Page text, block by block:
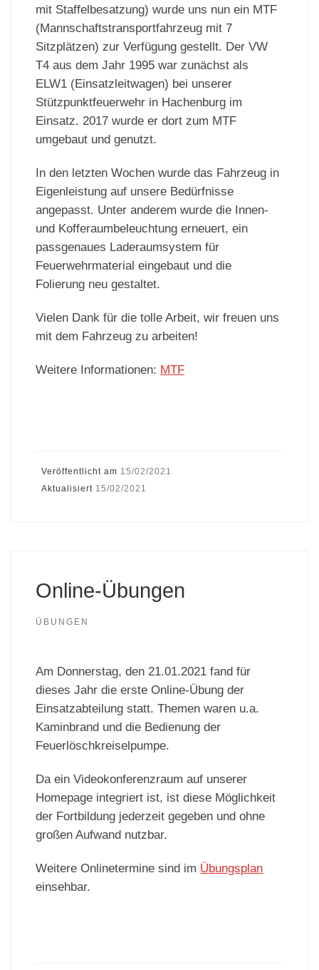
mit Staffelbesatzung) wurde uns nun ein MTF
(Mannschaftstransportfahrzeug mit 7
Sitzplätzen) zur Verfügung gestellt. Der VW
T4 aus dem Jahr 1995 war zunächst als
ELW1 (Einsatzleitwagen) bei unserer
Stützpunktfeuerwehr in Hachenburg im
Einsatz. 2017 wurde er dort zum MTF
umgebaut und genutzt.
In den letzten Wochen wurde das Fahrzeug in
Eigenleistung auf unsere Bedürfnisse
angepasst. Unter anderem wurde die Innen-
und Kofferaumbeleuchtung erneuert, ein
passgenaues Laderaumsystem für
Feuerwehrmaterial eingebaut und die
Folierung neu gestaltet.
Vielen Dank für die tolle Arbeit, wir freuen uns
mit dem Fahrzeug zu arbeiten!
Weitere Informationen: MTF
Veröffentlicht am 15/02/2021
Aktualisiert 15/02/2021
Online-Übungen
ÜBUNGEN
Am Donnerstag, den 21.01.2021 fand für
dieses Jahr die erste Online-Übung der
Einsatzabteilung statt. Themen waren u.a.
Kaminbrand und die Bedienung der
Feuerlöschkreiselpumpe.
Da ein Videokonferenzraum auf unserer
Homepage integriert ist, ist diese Möglichkeit
der Fortbildung jederzeit gegeben und ohne
großen Aufwand nutzbar.
Weitere Onlinetermine sind im Übungsplan
einsehbar.